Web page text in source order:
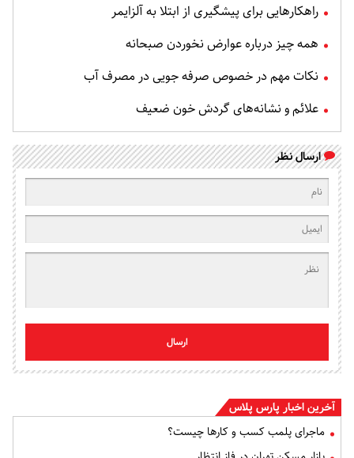
راهکارهایی برای پیشگیری از ابتلا به آلزایمر
همه چیز درباره عوارض نخوردن صبحانه
نکات مهم در خصوص صرفه جویی در مصرف آب
علائم و نشانه‌های گردش خون ضعیف
ارسال نظر
ارسال
آخرین اخبار پارس پلاس
ماجرای پلمب کسب و کارها چیست؟